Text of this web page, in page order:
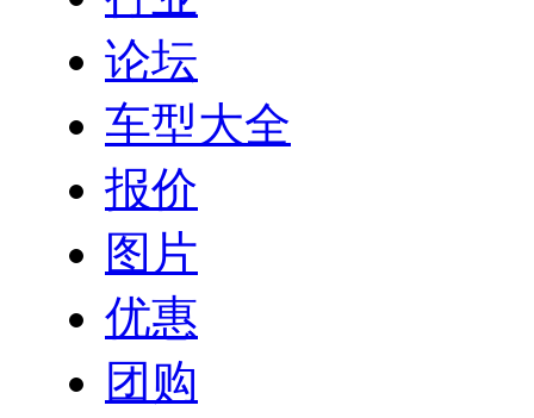
论坛
车型大全
报价
图片
优惠
团购